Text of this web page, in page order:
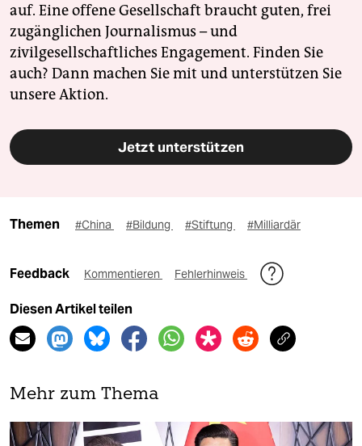
auf. Eine offene Gesellschaft braucht guten, frei
zugänglichen Journalismus – und
zivilgesellschaftliches Engagement. Finden Sie
auch? Dann machen Sie mit und unterstützen Sie
unsere Aktion.
Jetzt unterstützen
Themen #China #Bildung #Stiftung #Milliardär
Feedback Kommentieren Fehlerhinweis
Diesen Artikel teilen
Mehr zum Thema